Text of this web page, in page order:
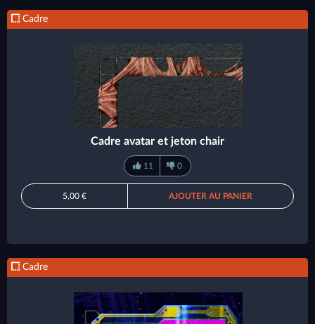
Cadre
Cadre avatar et jeton chair
11 0
5,00 € AJOUTER AU PANIER
Cadre